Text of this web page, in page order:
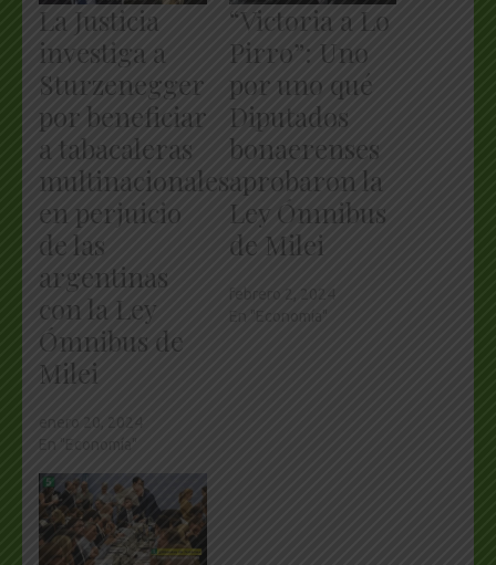
La Justicia
investiga a
Sturzenegger
por beneficiar
a tabacaleras
multinacionales
en perjuicio
de las
argentinas
con la Ley
Ómnibus de
Milei
“Victoria a Lo
Pirro”: Uno
por uno qué
Diputados
bonaerenses
aprobaron la
Ley Ómnibus
de Milei